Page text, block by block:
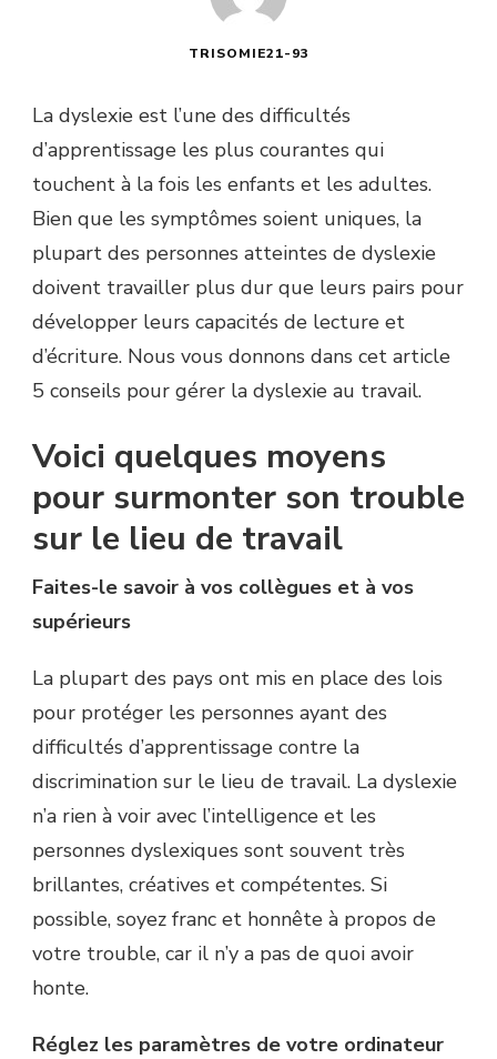
TRISOMIE21-93
La dyslexie est l’une des difficultés
d’apprentissage les plus courantes qui
touchent à la fois les enfants et les adultes.
Bien que les symptômes soient uniques, la
plupart des personnes atteintes de dyslexie
doivent travailler plus dur que leurs pairs pour
développer leurs capacités de lecture et
d’écriture. Nous vous donnons dans cet article
5 conseils pour gérer la dyslexie au travail.
Voici quelques moyens
pour surmonter son trouble
sur le lieu de travail
Faites-le savoir à vos collègues et à vos
supérieurs
La plupart des pays ont mis en place des lois
pour protéger les personnes ayant des
difficultés d’apprentissage contre la
discrimination sur le lieu de travail. La dyslexie
n’a rien à voir avec l’intelligence et les
personnes dyslexiques sont souvent très
brillantes, créatives et compétentes. Si
possible, soyez franc et honnête à propos de
votre trouble, car il n’y a pas de quoi avoir
honte.
Réglez les paramètres de votre ordinateur